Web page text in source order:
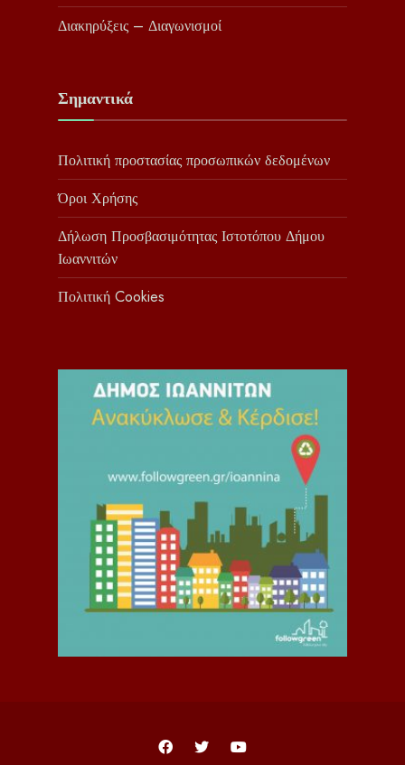
Διακηρύξεις – Διαγωνισμοί
Σημαντικά
Πολιτική προστασίας προσωπικών δεδομένων
Όροι Χρήσης
Δήλωση Προσβασιμότητας Ιστοτόπου Δήμου
Ιωαννιτών
Πολιτική Cookies